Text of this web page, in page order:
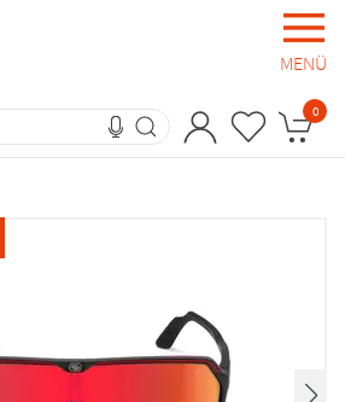
MENÜ
0